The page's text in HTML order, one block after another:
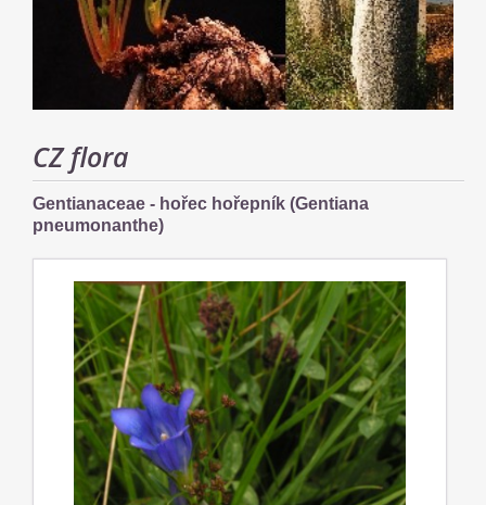
CZ flora
Gentianaceae - hořec hořepník (Gentiana
pneumonanthe)